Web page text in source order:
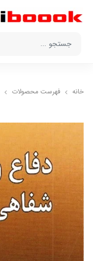
خانه فهرست محصولات